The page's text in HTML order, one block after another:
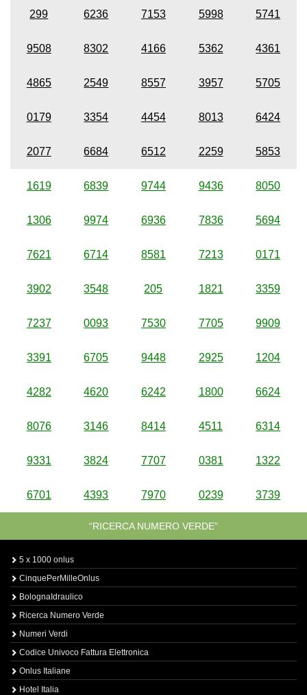
299 6236 7153 5998 5741
9508 8302 4166 5362 4361
4865 2549 8557 3957 5705
0179 3354 4454 8013 6424
2077 6684 6512 2259 5853
1619 6839 9744 9436 8050
1306 9974 6936 7836 5694
7621 6714 8581 7213 0171
3902 3548 205 1821 3359
7237 0093 7530 7705 9909
3391 6705 9448 2925 1204
4282 4620 6242 1800 6624
8076 3146 8414 4511 6314
9331 3824 7707 0381 1322
6701 4393 7970 0239 3739
“RICERCA NUMERO VERDE”
5 x 1000 onlus
CinquePerMilleOnlus
BolognaIdraulico
Ricerca Numero Verde
Numeri Verdi
Codice Univoco Fattura Elettronica
Onlus Italiane
Hotel Italia